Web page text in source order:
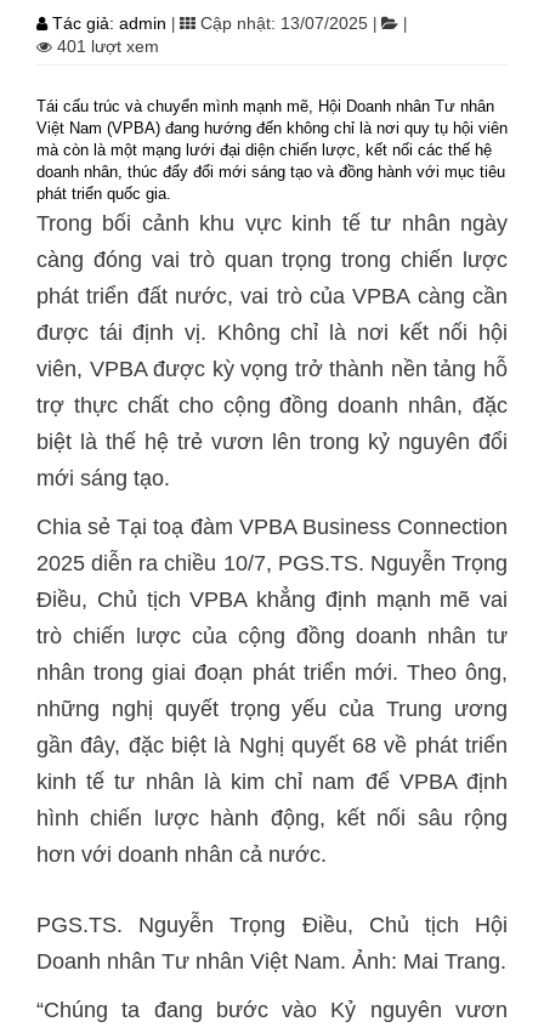
Tác giả: admin Cập nhật: 13/07/2025
401 lượt xem
Tái cấu trúc và chuyển mình mạnh mẽ, Hội Doanh nhân Tư nhân
Việt Nam (VPBA) đang hướng đến không chỉ là nơi quy tụ hội viên
mà còn là một mạng lưới đại diện chiến lược, kết nối các thế hệ
doanh nhân, thúc đẩy đổi mới sáng tạo và đồng hành với mục tiêu
phát triển quốc gia.
Trong bối cảnh khu vực kinh tế tư nhân ngày
càng đóng vai trò quan trọng trong chiến lược
phát triển đất nước, vai trò của VPBA càng cần
được tái định vị. Không chỉ là nơi kết nối hội
viên, VPBA được kỳ vọng trở thành nền tảng hỗ
trợ thực chất cho cộng đồng doanh nhân, đặc
biệt là thế hệ trẻ vươn lên trong kỷ nguyên đổi
mới sáng tạo.
Chia sẻ Tại toạ đàm VPBA Business Connection
2025 diễn ra chiều 10/7, PGS.TS. Nguyễn Trọng
Điều, Chủ tịch VPBA khẳng định mạnh mẽ vai
trò chiến lược của cộng đồng doanh nhân tư
nhân trong giai đoạn phát triển mới. Theo ông,
những nghị quyết trọng yếu của Trung ương
gần đây, đặc biệt là Nghị quyết 68 về phát triển
kinh tế tư nhân là kim chỉ nam để VPBA định
hình chiến lược hành động, kết nối sâu rộng
hơn với doanh nhân cả nước.
PGS.TS. Nguyễn Trọng Điều, Chủ tịch Hội
Doanh nhân Tư nhân Việt Nam. Ảnh: Mai Trang.